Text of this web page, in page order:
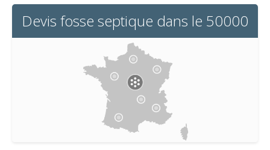
Devis fosse septique dans le 50000